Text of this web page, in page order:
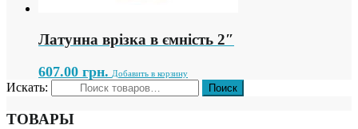
Латунна врізка в ємність 2″
607.00 грн. Добавить в корзину
Искать:
ТОВАРЫ